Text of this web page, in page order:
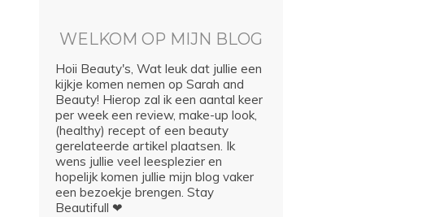
WELKOM OP MIJN BLOG
Hoii Beauty's, Wat leuk dat jullie een
kijkje komen nemen op Sarah and
Beauty! Hierop zal ik een aantal keer
per week een review, make-up look,
(healthy) recept of een beauty
gerelateerde artikel plaatsen. Ik
wens jullie veel leesplezier en
hopelijk komen jullie mijn blog vaker
een bezoekje brengen. Stay
Beautifull ❤